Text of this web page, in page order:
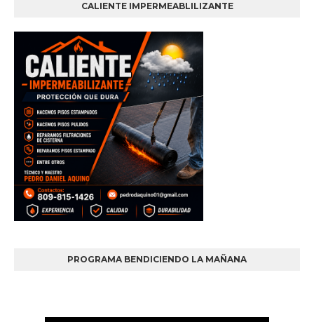
CALIENTE IMPERMEABLILIZANTE
PROGRAMA BENDICIENDO LA MAÑANA